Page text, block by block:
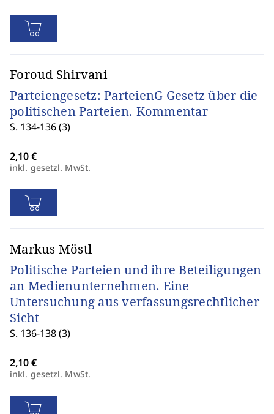
Foroud Shirvani
Parteiengesetz: ParteienG Gesetz über die
politischen Parteien. Kommentar
S. 134-136 (3)
inkl. gesetzl. MwSt.
Markus Möstl
Politische Parteien und ihre Beteiligungen
an Medienunternehmen. Eine
Untersuchung aus verfassungsrechtlicher
Sicht
S. 136-138 (3)
inkl. gesetzl. MwSt.